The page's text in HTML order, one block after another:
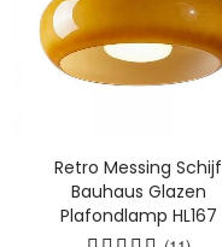
Retro Messing Schijf
Bauhaus Glazen
Plafondlamp HL167